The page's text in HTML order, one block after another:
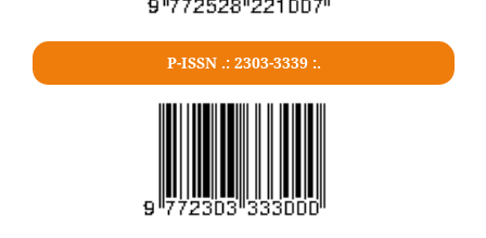
P-ISSN .: 2303-3339 :.